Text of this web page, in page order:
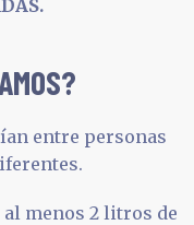
entre personas
al menos 2 litros de